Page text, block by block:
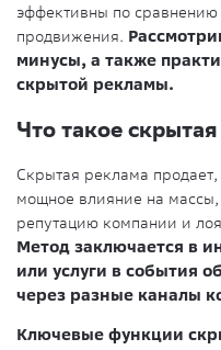
эффективны по
продвижения.
минусы, а также
скрытой рекламы.
Что такое
Скрытая реклама
мощное влияние на
репутацию компании и
Метод заключается в
или услуги в события
через разные каналы
Ключевые функции